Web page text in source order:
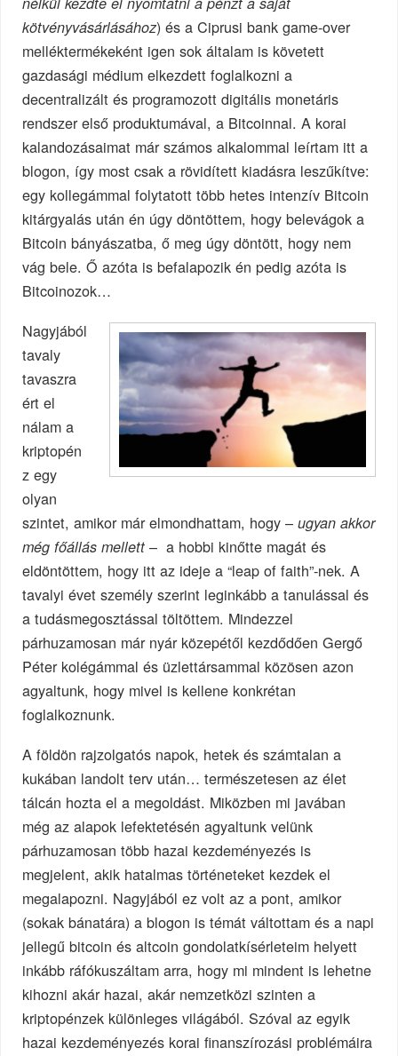
kötvényvásárlásához) és a Ciprusi bank game-over
melléktermékeként igen sok általam is követett
gazdasági médium elkezdett foglalkozni a
decentralizált és programozott digitális monetáris
rendszer első produktumával, a Bitcoinnal. A korai
kalandozásaimat már számos alkalommal leírtam itt a
blogon, így most csak a rövidített kiadásra leszűkítve:
egy kollegámmal folytatott több hetes intenzív Bitcoin
kitárgyalás után én úgy döntöttem, hogy belevágok a
Bitcoin bányászatba, ő meg úgy döntött, hogy nem
vág bele. Ő azóta is befalapozik én pedig azóta is
Bitcoinozok…
Nagyjából
tavaly
tavaszra
ért el
nálam a
kriptopén
z egy
olyan
szintet, amikor már elmondhattam, hogy –ugyan akkor
még főállás mellett – a hobbi kinőtte magát és
eldöntöttem, hogy itt az ideje a “leap of faith”-nek. A
tavalyi évet személy szerint leginkább a tanulással és
a tudásmegosztással töltöttem. Mindezzel
párhuzamosan már nyár közepétől kezdődően Gergő
Péter kolégámmal és üzlettársammal közösen azon
agyaltunk, hogy mivel is kellene konkrétan
foglalkoznunk.
A földön rajzolgatós napok, hetek és számtalan a
kukában landolt terv után… természetesen az élet
tálcán hozta el a megoldást. Miközben mi javában
még az alapok lefektetésén agyaltunk velünk
párhuzamosan több hazai kezdeményezés is
megjelent, akik hatalmas történeteket kezdek el
megalapozni. Nagyjából ez volt az a pont, amikor
(sokak bánatára) a blogon is témát váltottam és a napi
jellegű bitcoin és altcoin gondolatkísérleteim helyett
inkább ráfókuszáltam arra, hogy mi mindent is lehetne
kihozni akár hazai, akár nemzetközi szinten a
kriptopénzek különleges világából. Szóval az egyik
hazai kezdeményezés korai finanszírozási problémáira